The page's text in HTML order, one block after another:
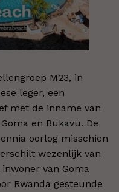
M23, in
leger, een
met de inname van
en Bukavu. De
oorlog misschien
wezenlijk van
van Goma
Rwanda gesteunde